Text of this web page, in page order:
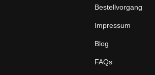
Bestellvorgang
Impressum
Blog
FAQs